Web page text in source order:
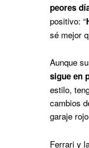
peores
positivo: “
sé mejor
Aunque
sigue en
estilo,
cambios
garaje
Ferrari y